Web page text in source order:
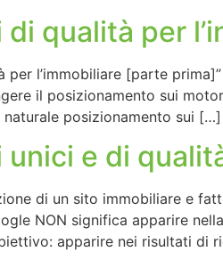
qualità per
per l’immobiliare [parte
il posizionamento sui
posizionamento sui […]
e di
di un sito immobiliare e
NON significa apparire
apparire nei risultati di